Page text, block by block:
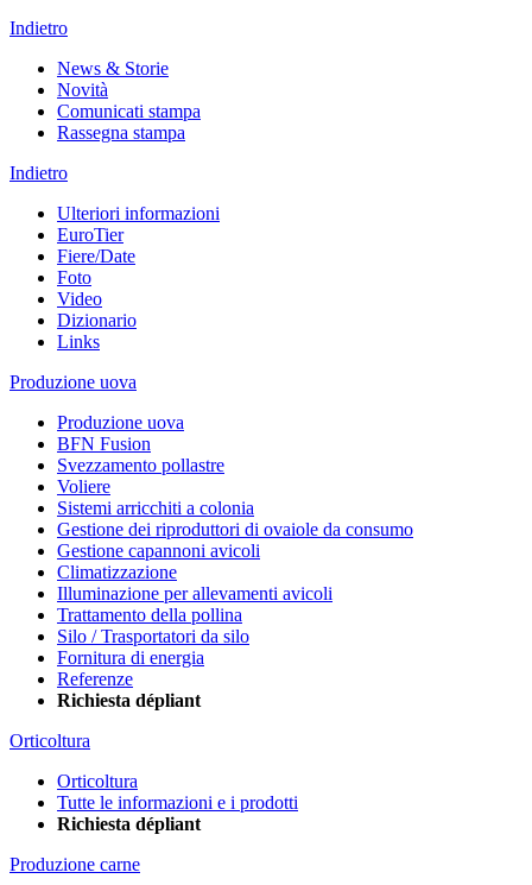
Indietro
News & Storie
Novità
Comunicati stampa
Rassegna stampa
Indietro
Ulteriori informazioni
EuroTier
Fiere/Date
Foto
Video
Dizionario
Links
Produzione uova
Produzione uova
BFN Fusion
Svezzamento pollastre
Voliere
Sistemi arricchiti a colonia
Gestione dei riproduttori di ovaiole da consumo
Gestione capannoni avicoli
Climatizzazione
Illuminazione per allevamenti avicoli
Trattamento della pollina
Silo / Trasportatori da silo
Fornitura di energia
Referenze
Richiesta dépliant
Orticoltura
Orticoltura
Tutte le informazioni e i prodotti
Richiesta dépliant
Produzione carne